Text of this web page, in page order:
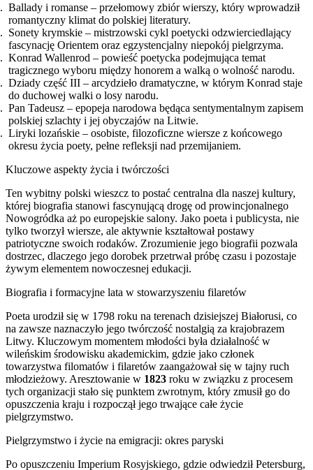
Ballady i romanse – przełomowy zbiór wierszy, który wprowadził
romantyczny klimat do polskiej literatury.
Sonety krymskie – mistrzowski cykl poetycki odzwierciedlający
fascynację Orientem oraz egzystencjalny niepokój pielgrzyma.
Konrad Wallenrod – powieść poetycka podejmująca temat
tragicznego wyboru między honorem a walką o wolność narodu.
Dziady część III – arcydzieło dramatyczne, w którym Konrad staje
do duchowej walki o losy narodu.
Pan Tadeusz – epopeja narodowa będąca sentymentalnym zapisem
polskiej szlachty i jej obyczajów na Litwie.
Liryki lozańskie – osobiste, filozoficzne wiersze z końcowego
okresu życia poety, pełne refleksji nad przemijaniem.
Kluczowe aspekty życia i twórczości
Ten wybitny polski wieszcz to postać centralna dla naszej kultury,
której biografia stanowi fascynującą drogę od prowincjonalnego
Nowogródka aż po europejskie salony. Jako poeta i publicysta, nie
tylko tworzył wiersze, ale aktywnie kształtował postawy
patriotyczne swoich rodaków. Zrozumienie jego biografii pozwala
dostrzec, dlaczego jego dorobek przetrwał próbę czasu i pozostaje
żywym elementem nowoczesnej edukacji.
Biografia i formacyjne lata w stowarzyszeniu filaretów
Poeta urodził się w 1798 roku na terenach dzisiejszej Białorusi, co
na zawsze naznaczyło jego twórczość nostalgią za krajobrazem
Litwy. Kluczowym momentem młodości była działalność w
wileńskim środowisku akademickim, gdzie jako członek
towarzystwa filomatów i filaretów zaangażował się w tajny ruch
młodzieżowy. Aresztowanie w 1823 roku w związku z procesem
tych organizacji stało się punktem zwrotnym, który zmusił go do
opuszczenia kraju i rozpoczął jego trwające całe życie
pielgrzymstwo.
Pielgrzymstwo i życie na emigracji: okres paryski
Po opuszczeniu Imperium Rosyjskiego, gdzie odwiedził Petersburg,